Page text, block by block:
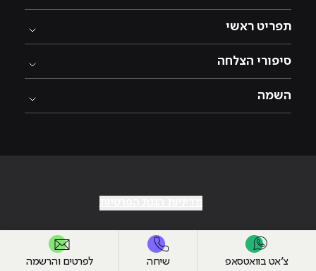
תפריט ראשי
סיפורי הצלחה
השמה
צ׳אט בוואטסאפ שיחה לפרטים והרשמה